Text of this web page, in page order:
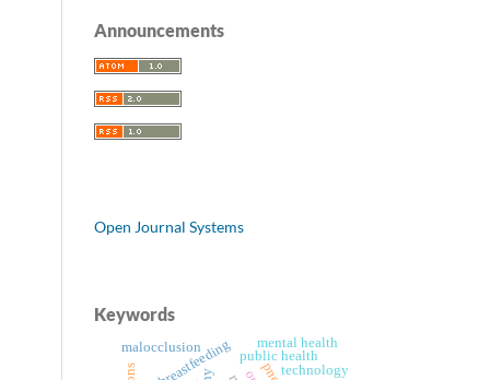
Announcements
Open Journal Systems
Keywords
breastfeeding
malocclusion
public health
mental health
technology